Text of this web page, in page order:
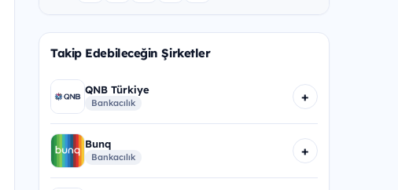
Takip Edebileceğin Şirketler
QNB Türkiye
Bankacılık +
Bunq
Bankacılık +